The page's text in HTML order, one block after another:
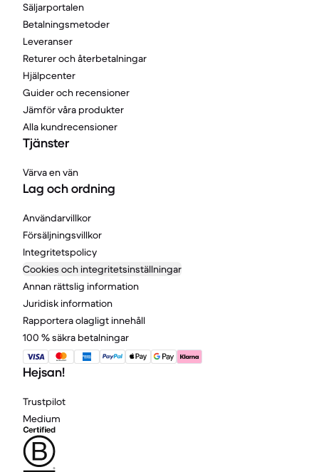
Säljarportalen
Betalningsmetoder
Leveranser
Returer och återbetalningar
Hjälpcenter
Guider och recensioner
Jämför våra produkter
Alla kundrecensioner
Tjänster
Värva en vän
Lag och ordning
Användarvillkor
Försäljningsvillkor
Integritetspolicy
Cookies och integritetsinställningar
Annan rättslig information
Juridisk information
Rapportera olagligt innehåll
100 % säkra betalningar
Hejsan!
Trustpilot
Medium